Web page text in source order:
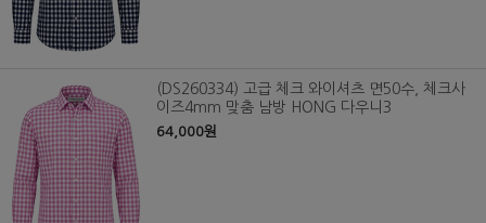
(DS260334) 고급 체크 와이셔츠 면50수, 체크사
이즈4mm 맞춤 남방 HONG 다우니3
64,000원